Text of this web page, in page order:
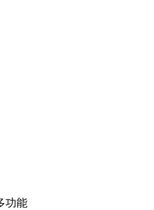
功能